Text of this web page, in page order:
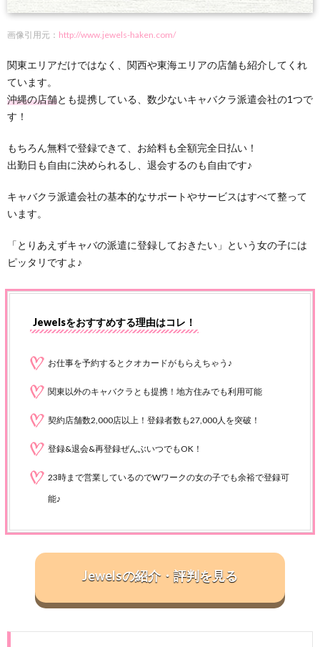
画像引用元： http://www.jewels-haken.com/
関東エリアだけではなく、関西や東海エリアの店舗も紹介してくれ
ています。
沖縄の店舗とも提携している、数少ないキャバクラ派遣会社の1つで
す！
もちろん無料で登録できて、お給料も全額完全日払い！
出勤日も自由に決められるし、退会するのも自由です♪
キャバクラ派遣会社の基本的なサポートやサービスはすべて整って
います。
「とりあえずキャバの派遣に登録しておきたい」という女の子には
ピッタリですよ♪
Jewelsをおすすめする理由はコレ！
お仕事を予約するとクオカードがもらえちゃう♪
関東以外のキャバクラとも提携！地方住みでも利用可能
契約店舗数2,000店以上！登録者数も27,000人を突破！
登録&退会&再登録ぜんぶいつでもOK！
23時まで営業しているのでWワークの女の子でも余裕で登録可
能♪
Jewelsの紹介・評判を見る